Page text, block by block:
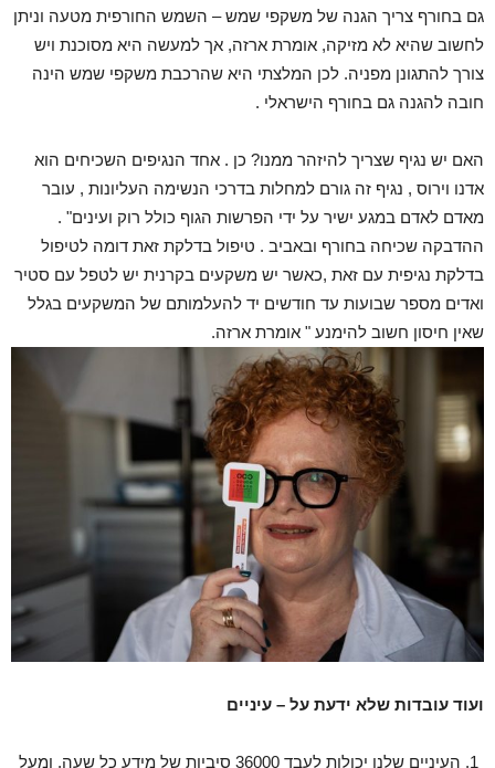
גם בחורף צריך הגנה של משקפי שמש– השמש החורפית מטעה וניתן
לחשוב שהיא לא מזיקה, אומרת ארזה, אך למעשה היא מסוכנת ויש
צורך להתגונן מפניה. לכן המלצתי היא שהרכבת משקפי שמש הינה
חובה להגנה גם בחורף הישראלי .
האם יש נגיף שצריך להיזהר ממנו? כן . אחד הנגיפים השכיחים הוא
אדנו וירוס , נגיף זה גורם למחלות בדרכי הנשימה העליונות , עובר
מאדם לאדם במגע ישיר על ידי הפרשות הגוף כולל רוק ועינים" .
ההדבקה שכיחה בחורף ובאביב . טיפול בדלקת זאת דומה לטיפול
בדלקת נגיפית עם זאת ,כאשר יש משקעים בקרנית יש לטפל עם סטיר
ואדים מספר שבועות עד חודשים יד להעלמותם של המשקעים בגלל
שאין חיסון חשוב להימנע " אומרת ארזה.
ועוד עובדות שלא ידעת על – עיניים
העיניים שלנו יכולות לעבד 36000 סיביות של מידע כל שעה, ומעל